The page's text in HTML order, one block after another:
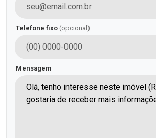
Telefone fixo (opcional)
Mensagem